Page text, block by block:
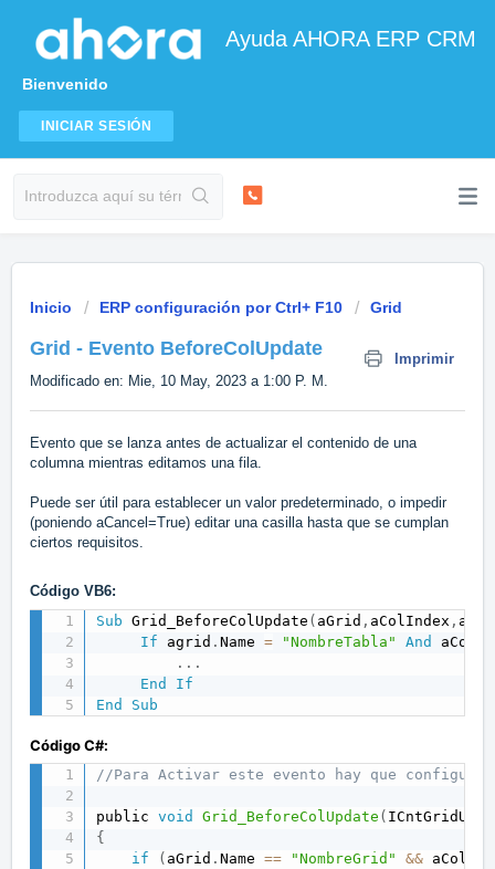
Ayuda AHORA ERP CRM
Bienvenido
INICIAR SESIÓN
Inicio ERP configuración por Ctrl+ F10 Grid
Grid - Evento BeforeColUpdate
Imprimir
Modificado en: Mie, 10 May, 2023 a 1:00 P. M.
Evento que se lanza antes de actualizar el contenido de una
columna mientras editamos una fila.
Puede ser útil para establecer un valor predeterminado, o impedir
(poniendo aCancel=True) editar una casilla hasta que se cumplan
ciertos requisitos.
Código VB6:
Sub Grid_BeforeColUpdate ( aGrid , aColIndex ,
If agrid .Name = "NombreTabla" And
. . .
End
If
End
Sub
Código C#:
//Para Activar este evento hay que
public void Grid_BeforeColUpdate (
{
if
( aGrid .Name == "NombreGrid" &&